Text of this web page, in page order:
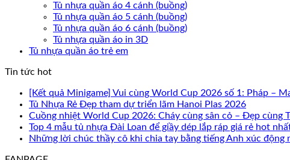
Tủ nhựa quần áo 4 cánh (buồng)
Tủ nhựa quần áo 5 cánh (buồng)
Tủ nhựa quần áo 6 cánh (buồng)
Tủ nhựa quần áo in 3D
Tủ nhựa quần áo trẻ em
Tin tức hot
[Kết quả Minigame] Vui cùng World Cup 2026 số 1: Pháp –
Tủ Nhựa Rẻ Đẹp tham dự triển lãm Hanoi Plas 2026
Cuồng nhiệt World Cup 2026: Cháy cùng sân cỏ – Đẹp cùng
Top 4 mẫu tủ nhựa Đài Loan để giầy dép lắp ráp giá rẻ hot
Những lời chúc thầy cô khi chia tay bằng tiếng Anh xúc động